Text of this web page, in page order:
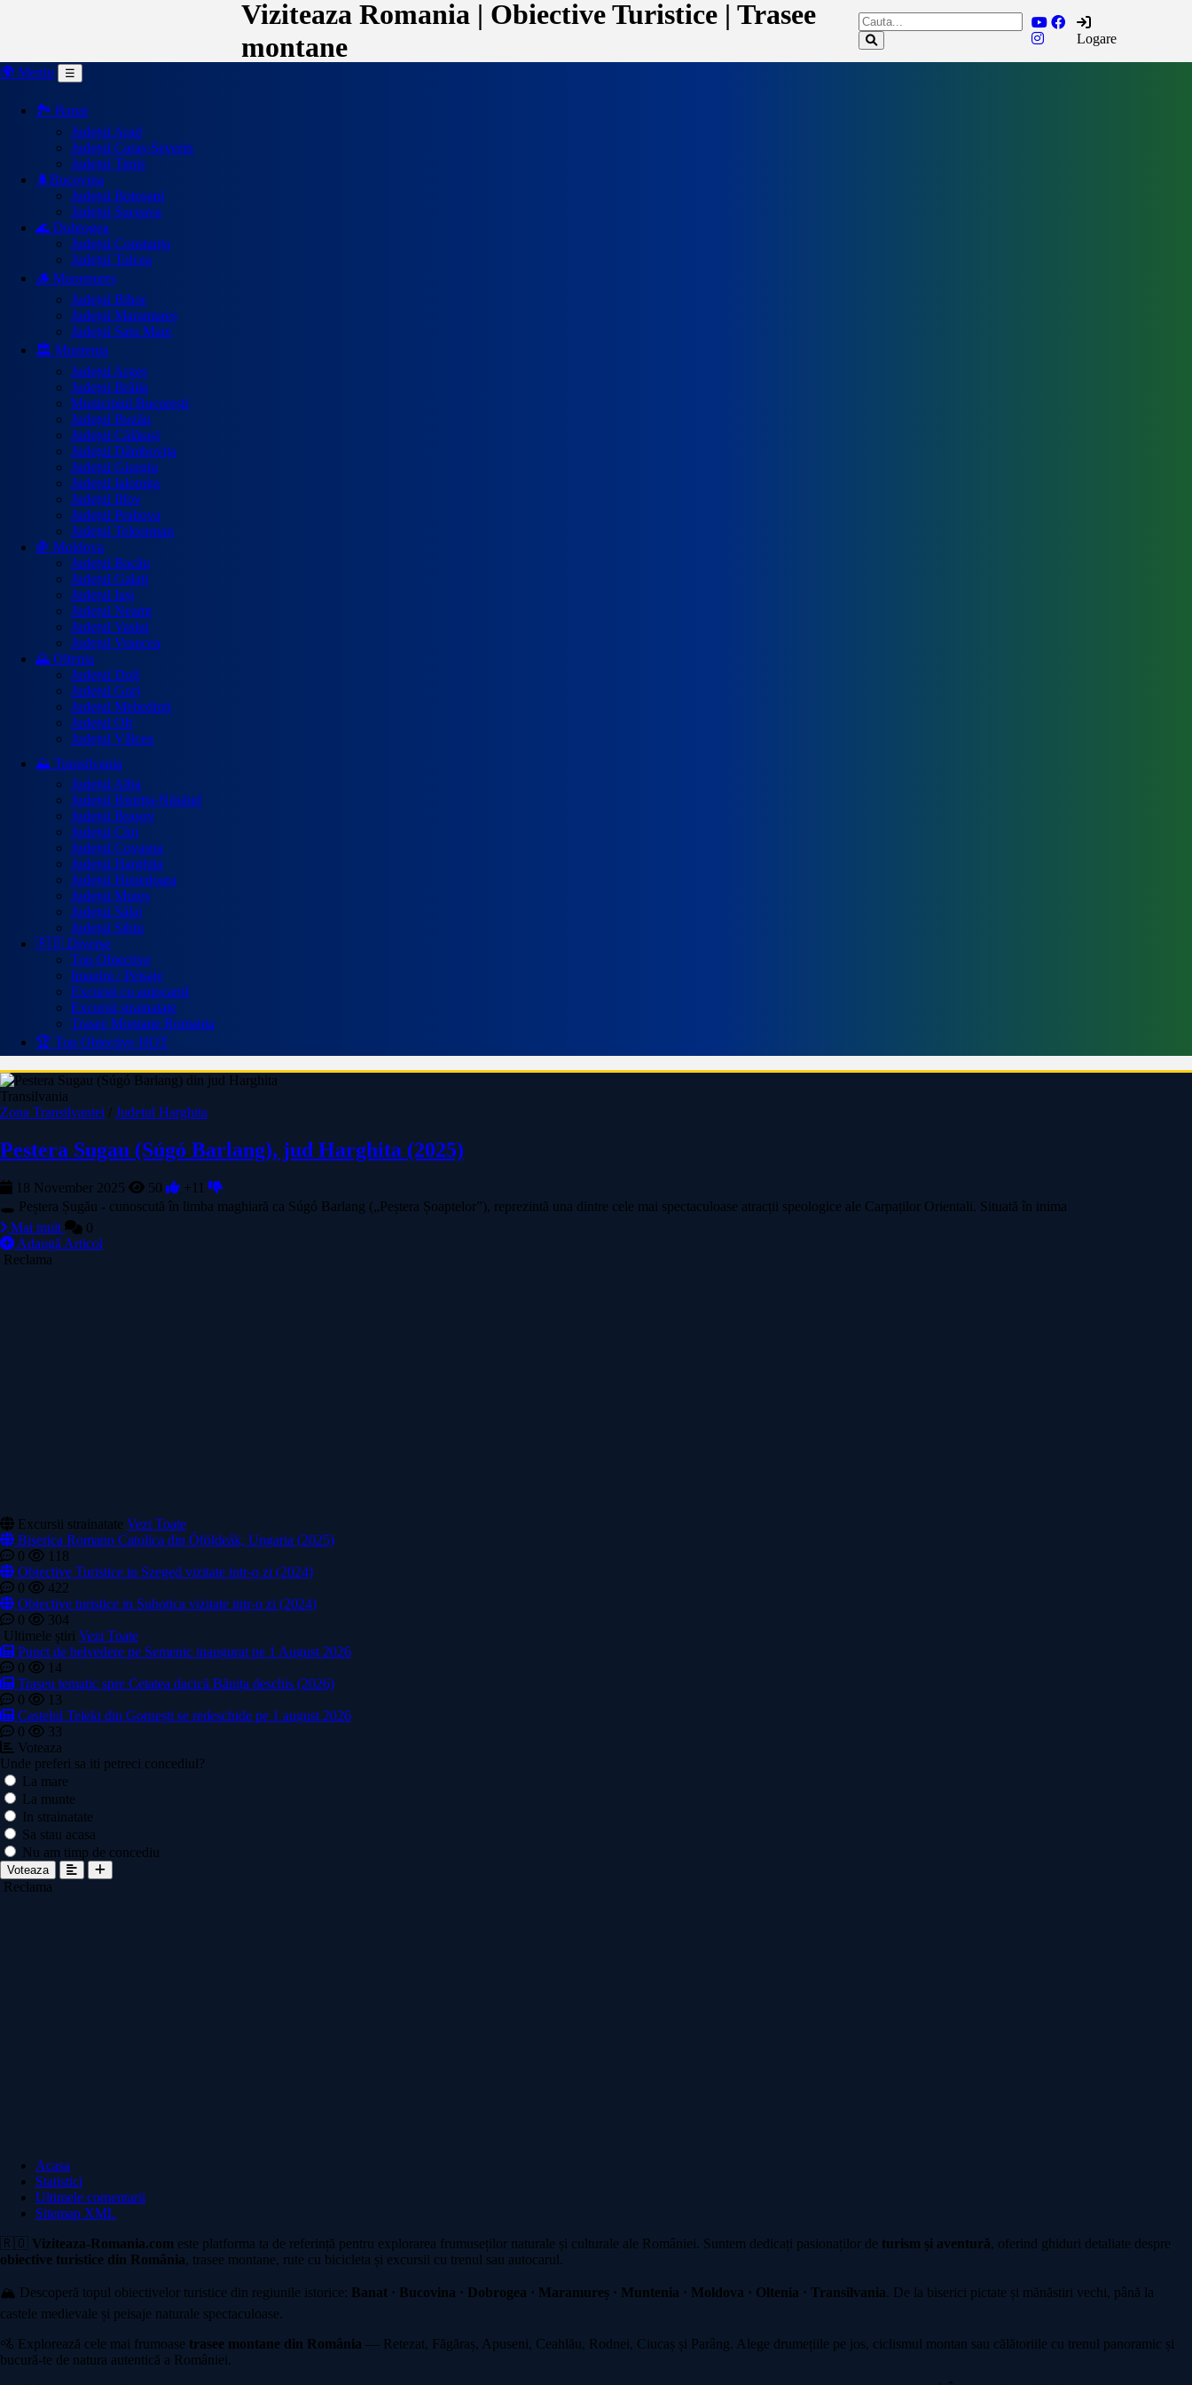
Viziteaza Romania | Obiective Turistice | Trasee
montane
Logare
🌍 Meniu ☰
🏞️ Banat
Județul Arad
Județul Caraș-Severin
Județul Timiș
🌲Bucovina
Județul Botoșani
Județul Suceava
🌊 Dobrogea
Județul Constanța
Județul Tulcea
🪵 Maramureș
Județul Bihor
Județul Maramureș
Județul Satu Mare
🏛️ Muntenia
Județul Argeș
Județul Brăila
Municipiul București
Județul Buzău
Județul Călărași
Județul Dâmbovița
Județul Giurgiu
Județul Ialomița
Județul Ilfov
Județul Prahova
Județul Teleorman
🍇 Moldova
Județul Bacău
Județul Galați
Județul Iași
Județul Neamț
Județul Vaslui
Județul Vrancea
🌄 Oltenia
Județul Dolj
Județul Gorj
Județul Mehedinți
Județul Olt
Județul Vâlcea
⛰️ Transilvania
Județul Alba
Județul Bistrița-Năsăud
Județul Brașov
Județul Cluj
Județul Covasna
Județul Harghita
Județul Hunedoara
Județul Mureș
Județul Sălaj
Județul Sibiu
🇷🇴 Diverse
Top Obiective
Imagini / Peisaje
Excursii cu autocarul
Excursii strainatate
Trasee Montane Romania
🏆 Top Obiective HOT
Transilvania
Zona Transilvaniei / Judetul Harghita
Pestera Sugau (Súgó Barlang), jud Harghita (2025)
18 November 2025 50
+11
🕳️ Peștera Șugău - cunoscută în limba maghiară ca Súgó Barlang („Peștera Șoaptelor”), reprezintă una dintre cele mai spectaculoase atracții speologice ale Carpaților Orientali. Situată în inima
Mai mult
0
Adaugă Articol
Reclama
Excursii strainatate Vezi Toate
Biserica Romano Catolica din Óföldeák, Ungaria (2025)
0
118
Obiective Turistice in Szeged vizitate intr-o zi (2024)
0
422
Obiective turistice in Subotica vizitate intr-o zi (2024)
0
304
Ultimele știri Vezi Toate
Punct de belvedere pe Semenic inaugurat pe 1 August 2026
0
14
Traseu tematic spre Cetatea dacică Bănița deschis (2026)
0
13
Castelul Teleki din Gornești se redeschide pe 1 august 2026
0
33
Voteaza
Unde preferi sa iti petreci concediul?
La mare
La munte
In strainatate
Sa stau acasa
Nu am timp de concediu
Voteaza
Reclama
Acasa
Statistici
Ultimele comentarii
Sitemap XML
🇷🇴 Viziteaza-Romania.com este platforma ta de referință pentru explorarea frumuseților naturale și culturale ale României. Suntem dedicați pasionaților de turism și aventură, oferind ghiduri detaliate despre
obiective turistice din România, trasee montane, rute cu bicicleta și excursii cu trenul sau autocarul.
🏔️ Descoperă topul obiectivelor turistice din regiunile istorice: Banat · Bucovina · Dobrogea · Maramureș · Muntenia · Moldova · Oltenia · Transilvania. De la biserici pictate și mănăstiri vechi, până la
castele medievale și peisaje naturale spectaculoase.
🚵 Explorează cele mai frumoase trasee montane din România — Retezat, Făgăraș, Apuseni, Ceahlău, Rodnei, Ciucaș și Parâng. Alege drumețiile pe jos, ciclismul montan sau călătoriile cu trenul panoramic și
bucură-te de natura autentică a României.